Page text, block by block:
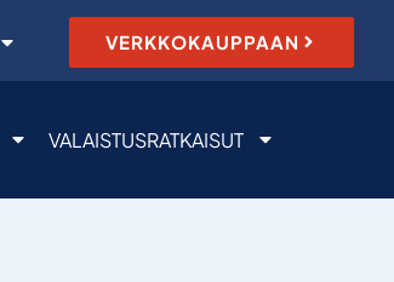
VERKKOKAUPPAAN
VALAISTUSRATKAISUT